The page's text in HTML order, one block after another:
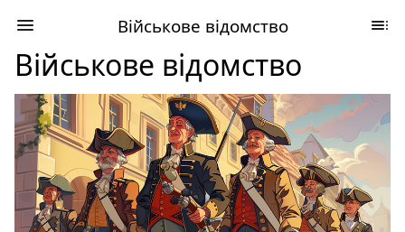
Військове відомство
Військове відомство